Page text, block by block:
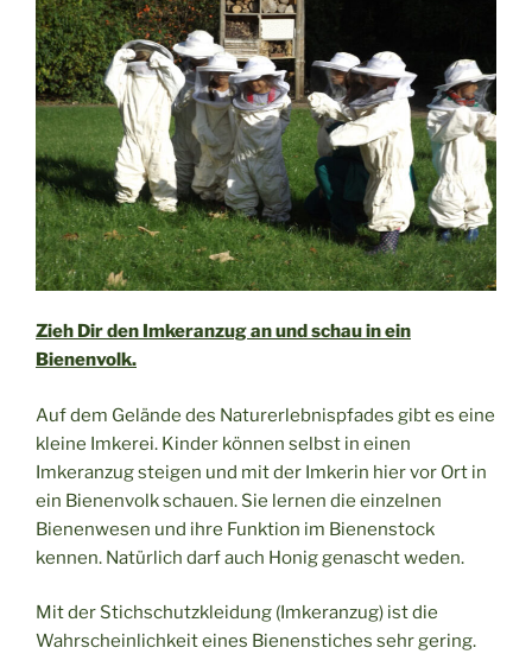
Zieh Dir den Imkeranzug an und schau in ein
Bienenvolk.
Auf dem Gelände des Naturerlebnispfades gibt es eine
kleine Imkerei. Kinder können selbst in einen
Imkeranzug steigen und mit der Imkerin hier vor Ort in
ein Bienenvolk schauen. Sie lernen die einzelnen
Bienenwesen und ihre Funktion im Bienenstock
kennen. Natürlich darf auch Honig genascht weden.
Mit der Stichschutzkleidung (Imkeranzug) ist die
Wahrscheinlichkeit eines Bienenstiches sehr gering.